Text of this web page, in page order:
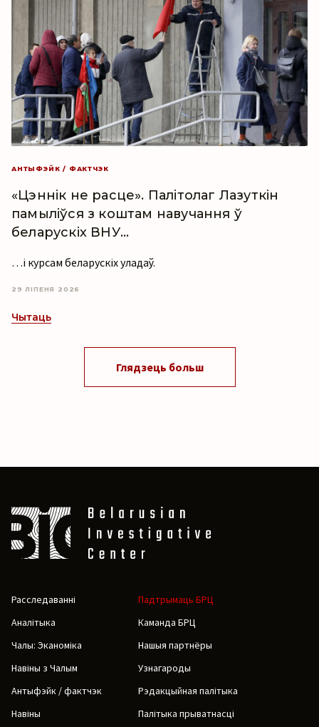
АНТЫФЭЙК / ФАКТЧЭК
«Цэннік не расце». Палітолаг Лазуткін
памыліўся з коштам навучання ў
беларускіх ВНУ…
…і курсам беларускіх уладаў.
29 ЛІПЕНЯ 2026
Чытаць
Глядзець больш
Расследаванні
Аналітыка
Чалы: Эканоміка
Навіны з Чалым
Антыфэйк / фактчэк
Навіны
Падтрымаць БРЦ
Каманда БРЦ
Нашыя партнёры
Узнагароды
Рэдакцыйная палітыка
Палітыка прыватнасці